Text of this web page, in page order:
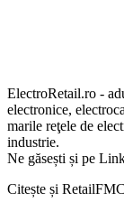
ElectroRetail.ro -
electronice,
marile reţele de
industrie.
Ne găsești și pe
Citește și